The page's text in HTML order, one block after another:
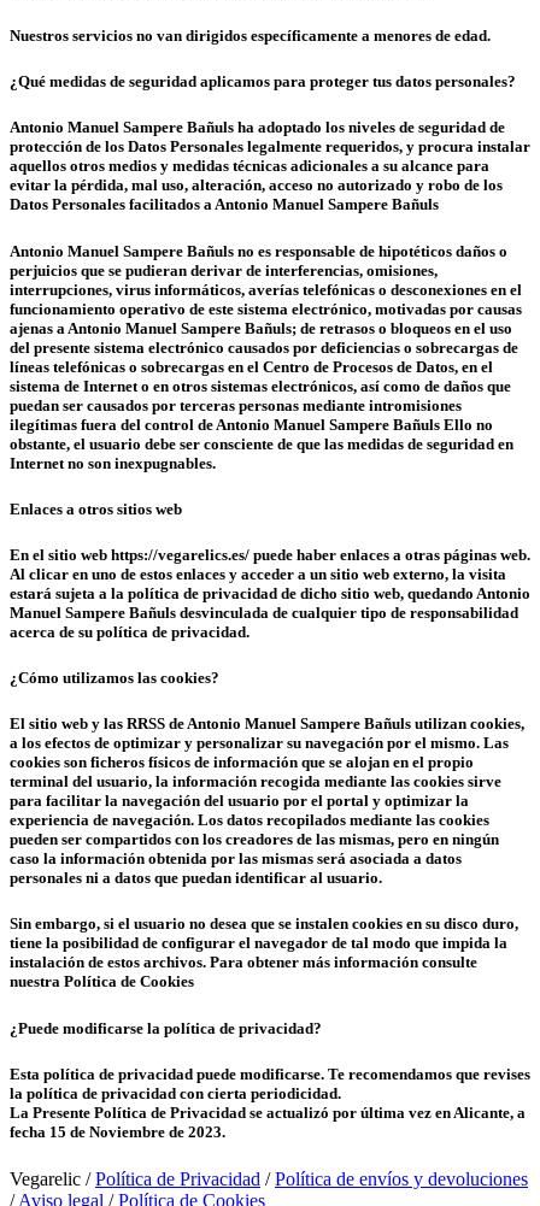
Nuestros servicios no van dirigidos específicamente a menores de edad.
¿Qué medidas de seguridad aplicamos para proteger tus datos personales?
Antonio Manuel Sampere Bañuls ha adoptado los niveles de seguridad de
protección de los Datos Personales legalmente requeridos, y procura instalar
aquellos otros medios y medidas técnicas adicionales a su alcance para
evitar la pérdida, mal uso, alteración, acceso no autorizado y robo de los
Datos Personales facilitados a Antonio Manuel Sampere Bañuls
Antonio Manuel Sampere Bañuls no es responsable de hipotéticos daños o
perjuicios que se pudieran derivar de interferencias, omisiones,
interrupciones, virus informáticos, averías telefónicas o desconexiones en el
funcionamiento operativo de este sistema electrónico, motivadas por causas
ajenas a Antonio Manuel Sampere Bañuls; de retrasos o bloqueos en el uso
del presente sistema electrónico causados por deficiencias o sobrecargas de
líneas telefónicas o sobrecargas en el Centro de Procesos de Datos, en el
sistema de Internet o en otros sistemas electrónicos, así como de daños que
puedan ser causados por terceras personas mediante intromisiones
ilegítimas fuera del control de Antonio Manuel Sampere Bañuls Ello no
obstante, el usuario debe ser consciente de que las medidas de seguridad en
Internet no son inexpugnables.
Enlaces a otros sitios web
En el sitio web https://vegarelics.es/ puede haber enlaces a otras páginas web.
Al clicar en uno de estos enlaces y acceder a un sitio web externo, la visita
estará sujeta a la política de privacidad de dicho sitio web, quedando Antonio
Manuel Sampere Bañuls desvinculada de cualquier tipo de responsabilidad
acerca de su política de privacidad.
¿Cómo utilizamos las cookies?
El sitio web y las RRSS de Antonio Manuel Sampere Bañuls utilizan cookies,
a los efectos de optimizar y personalizar su navegación por el mismo. Las
cookies son ficheros físicos de información que se alojan en el propio
terminal del usuario, la información recogida mediante las cookies sirve
para facilitar la navegación del usuario por el portal y optimizar la
experiencia de navegación. Los datos recopilados mediante las cookies
pueden ser compartidos con los creadores de las mismas, pero en ningún
caso la información obtenida por las mismas será asociada a datos
personales ni a datos que puedan identificar al usuario.
Sin embargo, si el usuario no desea que se instalen cookies en su disco duro,
tiene la posibilidad de configurar el navegador de tal modo que impida la
instalación de estos archivos. Para obtener más información consulte
nuestra Política de Cookies
¿Puede modificarse la política de privacidad?
Esta política de privacidad puede modificarse. Te recomendamos que revises
la política de privacidad con cierta periodicidad.
La Presente Política de Privacidad se actualizó por última vez en Alicante, a
fecha 15 de Noviembre de 2023.
Vegarelic /Política de Privacidad /Política de envíos y devoluciones
/Aviso legal /Política de Cookies